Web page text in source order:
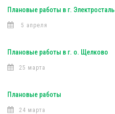
Плановые работы в г. Электросталь
5 апреля
Плановые работы в г. о. Щелково
25 марта
Плановые работы
24 марта